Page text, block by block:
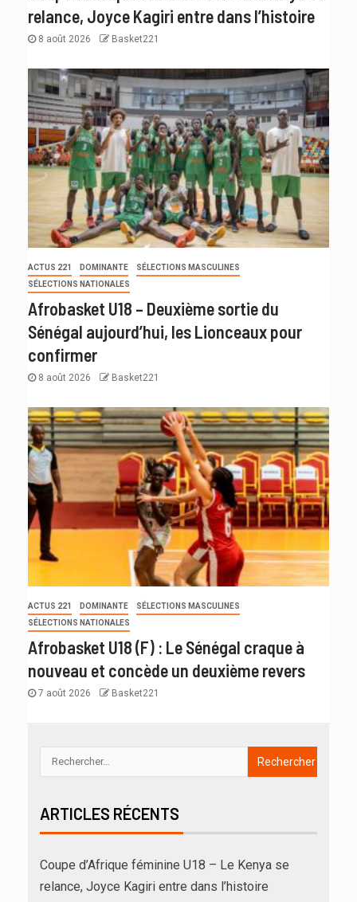
relance, Joyce Kagiri entre dans l’histoire
8 août 2026 Basket221
ACTUS 221 DOMINANTE
SÉLECTIONS MASCULINES
SÉLECTIONS NATIONALES
Afrobasket U18 – Deuxième sortie du
Sénégal aujourd’hui, les Lionceaux pour
confirmer
8 août 2026 Basket221
ACTUS 221 DOMINANTE
SÉLECTIONS MASCULINES
SÉLECTIONS NATIONALES
Afrobasket U18 (F) : Le Sénégal craque à
nouveau et concède un deuxième revers
7 août 2026 Basket221
ARTICLES RÉCENTS
Coupe d’Afrique féminine U18 – Le Kenya se
relance, Joyce Kagiri entre dans l’histoire